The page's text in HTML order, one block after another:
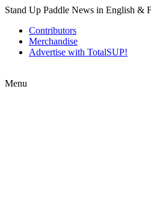
Stand Up Paddle News in English &
Contributors
Merchandise
Advertise with TotalSUP!
Menu